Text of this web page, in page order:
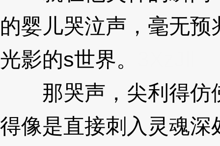
的婴儿哭泣声，毫无
光影的s世界。
那哭声，尖利得仿
得像是直接刺入灵魂